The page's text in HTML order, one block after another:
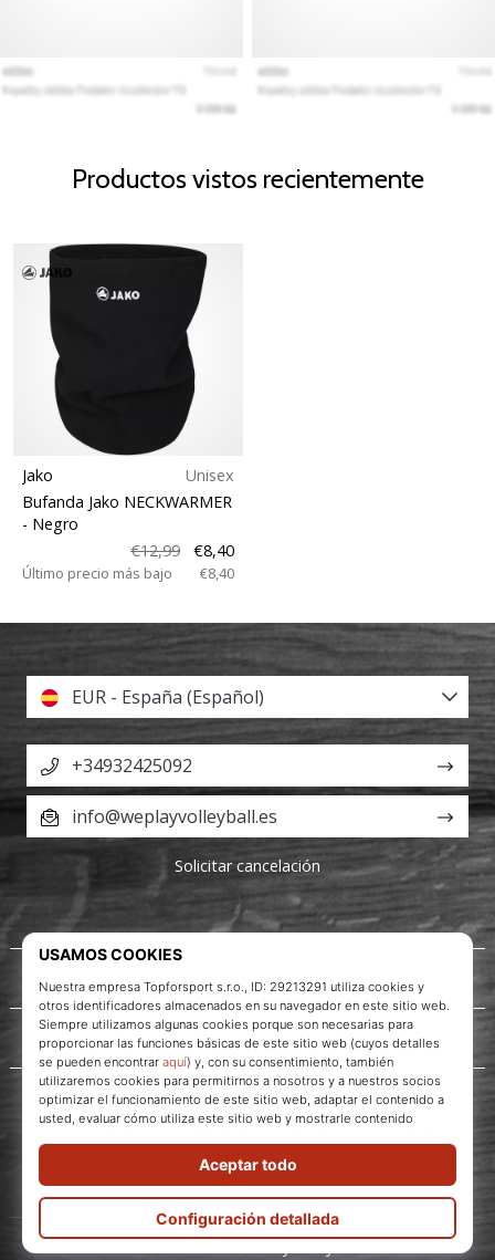
Productos vistos recientemente
Jako
Unisex
Bufanda Jako NECKWARMER
- Negro
€12,99
€8,40
Último precio más bajo €8,40
WePlayVolleyball.es
Acerca de nosotros
Servicio al cliente
EUR - España (Español)
+34932425092
info@weplayvolleyball.es
Solicitar cancelación
© 2010 – 2026 WePlayVolleyball.es